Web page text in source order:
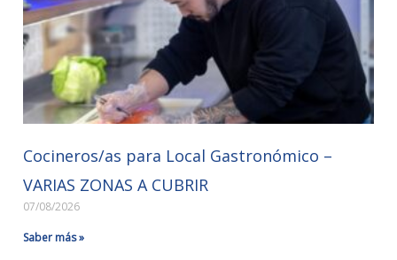
Cocineros/as para Local Gastronómico –
VARIAS ZONAS A CUBRIR
07/08/2026
Saber más »